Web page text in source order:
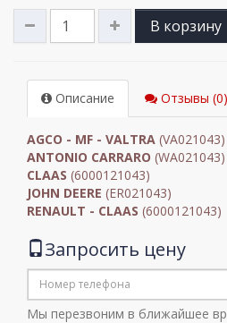
В корзину
Описание Отзывы (0)
AGCO - MF - VALTRA (VA021043)
ANTONIO CARRARO (WA021043)
CLAAS (6000121043)
JOHN DEERE (ER021043)
RENAULT - CLAAS (6000121043)
Запросить цену
Мы перезвоним в ближайшее